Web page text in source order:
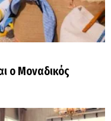
ο Μοναδικός